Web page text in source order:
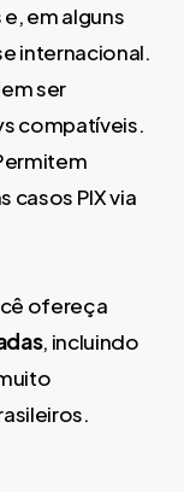
em alguns
internacional.
ser
compatíveis.
casos PIX via
ofereça
, incluindo